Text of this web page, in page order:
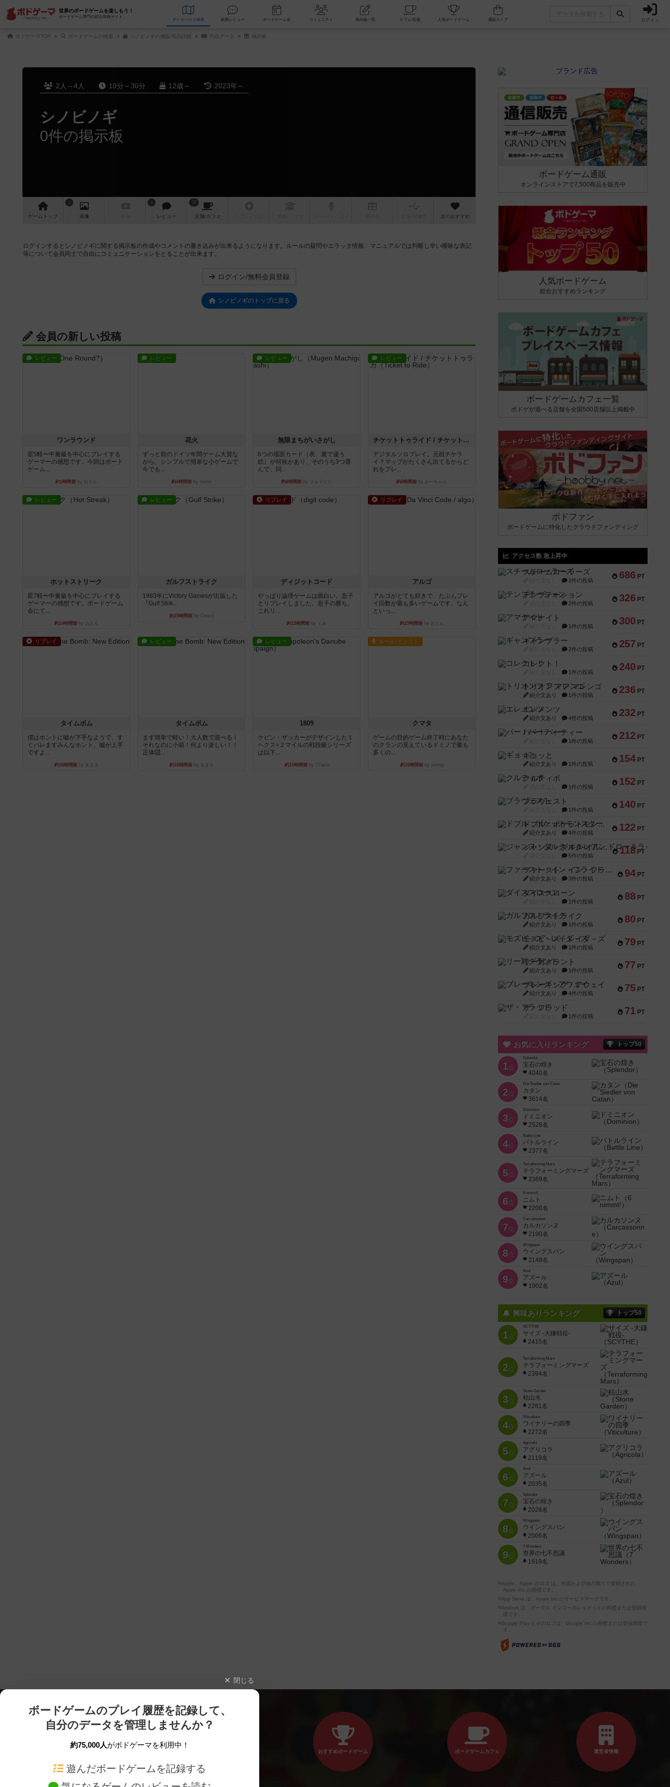
世界のボードゲームを楽しもう！
ボードゲーム専門の総合情報サイト
データベース 検索 新着レビュー ボードゲーム会 コミュニティ 掲示板一覧 カフェ/店舗 人気ボードゲーム ログイン
ボドゲーマTOP ボードゲームの検索 シノビノギの通販/商品詳細 作品データ 掲示板
2人～4人 10分～30分 12歳～ 2023年～
シノビノギ
0件の掲示板
ゲーム トップ
1
画像
1
レビュー
12
店舗/カフェ 次のおすすめ
ログインするとシノビノギに関する掲示板の作成やコメントの書き込みが出来るようになります。ルールの疑問やエラッタ情報、マニュアルでは判断し辛い曖昧な表記
等について会員同士で自由にコミュニケーションをとることが出来ます。
ログイン/無料会員登録
シノビノギのトップに戻る
会員の新しい投稿
レビュー
ワンラウンド
星5軽〜中量級を中心にプレイする
ゲーマーの感想です。今回はボード
ゲーム...
約1時間前 by おとん
レビュー
花火
ずっと前のドイツ年間ゲーム大賞な
がら、シンプルで簡単な小ゲームで
今でも...
約4時間前 by tamio
レビュー
無限まちがいさがし
6つの場面カード（表、裏で違う
絵）が何枚かあり、そのうち3つ選
んで、同...
約6時間前 by ジェイとと
レビュー
チケットトゥライド / チケットトゥライドアメリカ
デジタルソロプレイ。元祖チケラ
イ？マップがたくさん出てるからど
れをプレ...
約8時間前 by おーちゃん
レビュー
ホットストリーク
星7軽〜中量級を中心にプレイする
ゲーマーの感想です。ボードゲーム
会にて...
約14時間前by おとん
レビュー
ガルフストライク
1983年にVictory Gamesが出版した
『Gulf Strik...
約15時間前by Chaco
リプレイ
ディジットコード
やっぱり論理ゲームは面白い。息子
とリプレイしました。息子の勝ち。
これリ...
約15時間前 by くみ
リプレイ
アルゴ
アルゴがとても好きで、たぶんプレ
イ回数が最も多いゲームです。なん
といっ...
約15時間前by おとん
リプレイ
タイムボム
僕はホントに嘘が下手なようで、す
ぐバレますみんなホント、嘘が上手
ですよ...
約16時間前by あまる
レビュー
タイムボム
まず簡単で軽い！大人数で遊べる！
それなのに小箱！何より楽しい！！
正体隠...
約16時間前by あまる
レビュー
1809
ケビン・ザッカーがデザインした１
ヘクス=２マイルの戦役級シリーズ
は以下...
約16時間前by Chaco
ルール/インスト
クマタ
ゲームの目的ゲーム終了時にあなた
のクランの見えているドミノで最も
多くの...
約16時間前by jurong
ボードゲーム通販
オンラインストアで7,500商品を販売中
人気ボードゲーム
総合おすすめランキング
ボードゲームカフェ一覧
ボドゲが遊べる店舗を全国500店舗以上掲載中
ボドファン
ボードゲームに特化したクラウドファンディング
アクセス数 急上昇中
686 PT
スチームローラーズ
2件の投稿
326 PT
テンプテーション
2件の投稿
300 PT
アマナイト
1件の投稿
257 PT
ギャンブラー
2件の投稿
240 PT
コレクト！
1件の投稿
236 PT
トリオンフ ア マレンゴ
紹介文あり 1件の投稿
232 PT
エレメンツ
紹介文あり 4件の投稿
212 PT
バー！パーティー
1件の投稿
154 PT
ギョッと
紹介文あり 1件の投稿
152 PT
クルティボ
1件の投稿
140 PT
ブラヴェスト
1件の投稿
122 PT
ドブル：ポケットモンスター
紹介文あり 4件の投稿
118 PT
ジャンヌ・ダルク-オルレアン ドロー＆ライト
5件の投稿
94 PT
ファースト・イン・フライト
紹介文あり 3件の投稿
88 PT
ダイススローン
1件の投稿
80 PT
ガルフストライク
紹介文あり 1件の投稿
79 PT
モズビ－ズ・レイダ－ズ
紹介文あり 1件の投稿
77 PT
リー対グラント
紹介文あり 1件の投稿
75 PT
ブレーキング・アウェイ
紹介文あり 4件の投稿
71 PT
ザ・フラッド
1件の投稿
お気に入りランキング トップ50
1位
Splendor
宝石の煌き
4040名
2位
Die Siedler von Catan
カタン
3614名
3位
Dominion
ドミニオン
2528名
4位
Battle Line
バトルライン
2377名
5位
Terraforming Mars
テラフォーミングマーズ
2369名
6位
6 nimmt!
ニムト
2200名
7位
Carcassonne
カルカソンヌ
2190名
8位
Wingspan
ウイングスパン
2148名
9位
Azul
アズール
1902名
興味ありランキング トップ50
1位
SCYTHE
サイズ -大鎌戦役-
2415名
2位
Terraforming Mars
テラフォーミングマーズ
2394名
3位
Stone Garden
枯山水
2281名
4位
Viticulture
ワイナリーの四季
2272名
5位
Agricola
アグリコラ
2119名
6位
Azul
アズール
2035名
7位
Splendor
宝石の煌き
2028名
8位
Wingspan
ウイングスパン
2006名
9位
7 Wonders
世界の七不思議
1919名
※Apple、Apple のロゴ は、米国および他の国々で登録された
Apple Inc.の商標です。
※App Store は、Apple Inc.のサービスマークです。
※Android は、グーグル インコーポレイテッドの商標または登録商
標です。
※Google Play とそのロゴは、Google Inc.の商標または登録商標で
す。
閉じる
ボードゲームのプレイ履歴を記録して、
自分のデータを管理しませんか？
約75,000人がボドゲーマを利用中！
遊んだボードゲームを記録する
おすすめボードゲーム ボードゲームカフェ 運営者情報